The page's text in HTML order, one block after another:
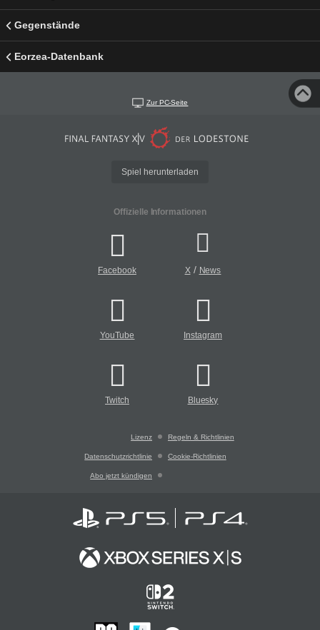
Gegenstände
Eorzea-Datenbank
Zur PC-Seite
Spiel herunterladen
Offizielle Informationen
Facebook X/ News
YouTube Instagram
Twitch Bluesky
Lizenz Regeln & Richtlinien
Datenschutzrichtlinie Cookie-Richtlinien
Abo jetzt kündigen